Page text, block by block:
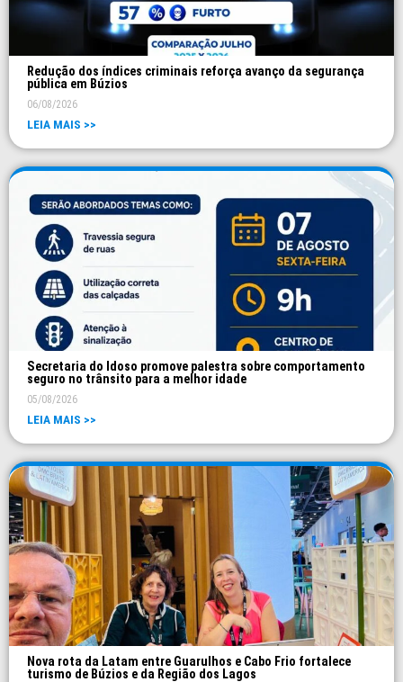
Redução dos índices criminais reforça avanço da segurança
pública em Búzios
06/08/2026
LEIA MAIS >>
Secretaria do Idoso promove palestra sobre comportamento
seguro no trânsito para a melhor idade
05/08/2026
LEIA MAIS >>
Nova rota da Latam entre Guarulhos e Cabo Frio fortalece
turismo de Búzios e da Região dos Lagos